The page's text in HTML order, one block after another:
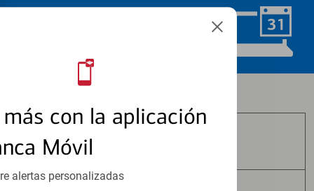
con la aplicación
Móvil
alertas personalizadas
No Están Asegurados por FDIC